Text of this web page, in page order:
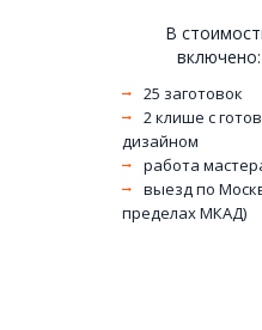
В
включено:
25 заготовок
2 клише с
дизайном
работа
выезд по
пределах МКАД)